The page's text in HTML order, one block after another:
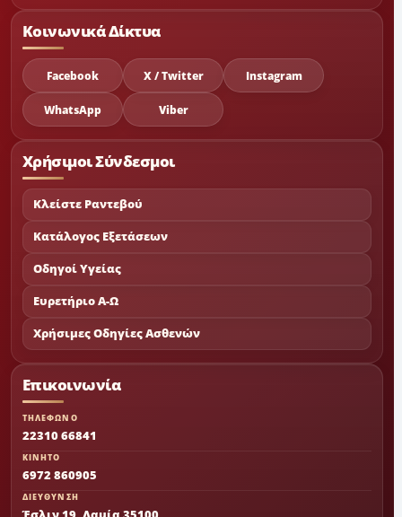
Κοινωνικά Δίκτυα
Facebook X / Twitter Instagram
WhatsApp Viber
Χρήσιμοι Σύνδεσμοι
Κλείστε Ραντεβού
Κατάλογος Εξετάσεων
Οδηγοί Υγείας
Ευρετήριο Α-Ω
Χρήσιμες Οδηγίες Ασθενών
Επικοινωνία
ΤΗΛΕΦΩΝΟ
22310 66841
ΚΙΝΗΤΟ
6972 860905
ΔΙΕΥΘΥΝΣΗ